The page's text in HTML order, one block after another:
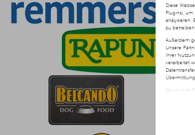
Diese
Plugins),
analysieren.
zu betreiben.
Außerdem
Unsere
Ihrer
verarbeitet
Da wir Ihre
jederzeit